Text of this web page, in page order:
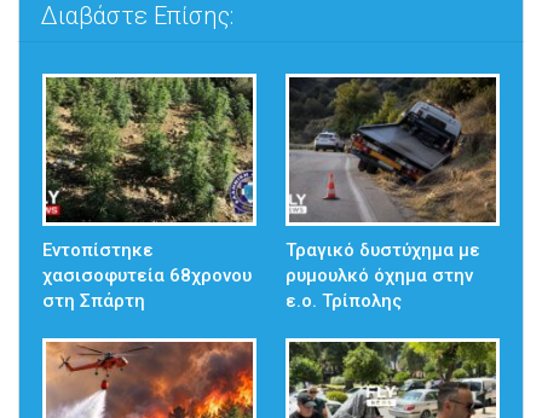
Διαβάστε Επίσης:
Εντοπίστηκε
χασισοφυτεία 68χρονου
στη Σπάρτη
Τραγικό δυστύχημα με
ρυμουλκό όχημα στην
ε.ο. Τρίπολης